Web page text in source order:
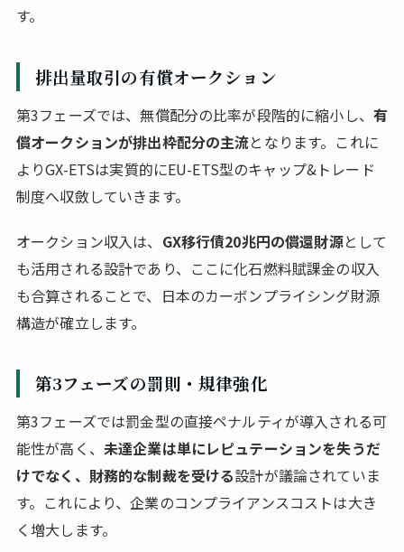
す。
排出量取引の有償オークション
第3フェーズでは、無償配分の比率が段階的に縮小し、 有
償オークションが排出枠配分の主流となります。これに
よりGX-ETSは実質的にEU-ETS型のキャップ&トレード
制度へ収斂していきます。
オークション収入は、 GX移行債20兆円の償還財源として
も活用される設計であり、ここに化石燃料賦課金の収入
も合算されることで、日本のカーボンプライシング財源
構造が確立します。
第3フェーズの罰則・規律強化
第3フェーズでは罰金型の直接ペナルティが導入される可
能性が高く、 未達企業は単にレピュテーションを失うだ
けでなく、財務的な制裁を受ける設計が議論されていま
す。これにより、企業のコンプライアンスコストは大き
く増大します。